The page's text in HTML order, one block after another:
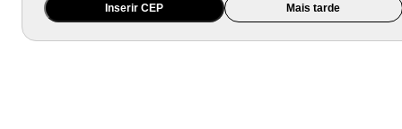
Inserir CEP Mais tarde